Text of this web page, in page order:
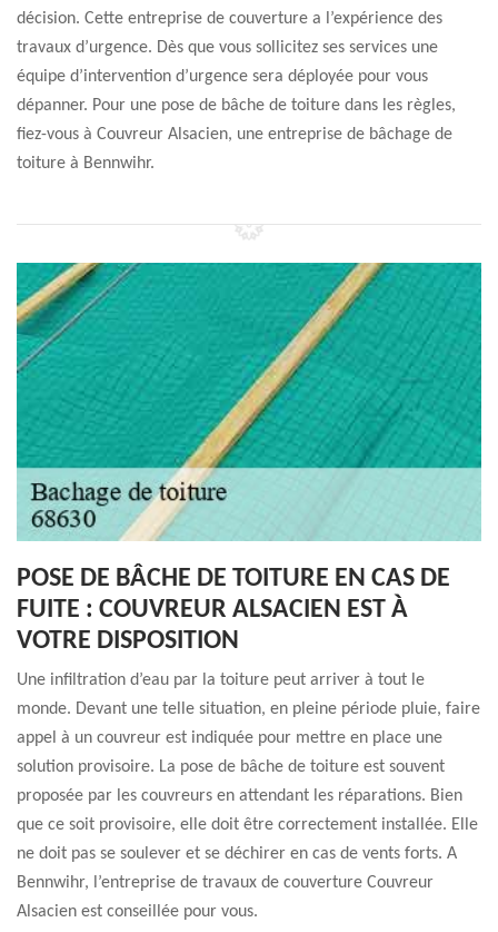
décision. Cette entreprise de couverture a l’expérience des
travaux d’urgence. Dès que vous sollicitez ses services une
équipe d’intervention d’urgence sera déployée pour vous
dépanner. Pour une pose de bâche de toiture dans les règles,
fiez-vous à Couvreur Alsacien, une entreprise de bâchage de
toiture à Bennwihr.
POSE DE BÂCHE DE TOITURE EN CAS DE
FUITE : COUVREUR ALSACIEN EST À
VOTRE DISPOSITION
Une infiltration d’eau par la toiture peut arriver à tout le
monde. Devant une telle situation, en pleine période pluie, faire
appel à un couvreur est indiquée pour mettre en place une
solution provisoire. La pose de bâche de toiture est souvent
proposée par les couvreurs en attendant les réparations. Bien
que ce soit provisoire, elle doit être correctement installée. Elle
ne doit pas se soulever et se déchirer en cas de vents forts. A
Bennwihr, l’entreprise de travaux de couverture Couvreur
Alsacien est conseillée pour vous.